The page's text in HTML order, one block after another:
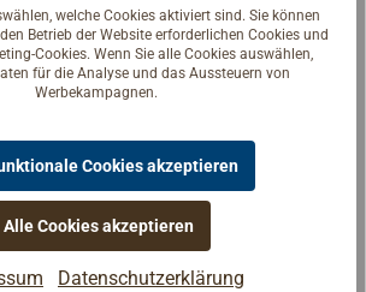
Bootsbauern und
verstehen Ihre Fragen und geben die
Hinweise zum Produkt
welche Cookies aktiviert sind. Sie können
Betrieb der Website erforderlichen Cookies und
Cookies. Wenn Sie alle Cookies auswählen,
für die Analyse und das Aussteuern von
Werbekampagnen.
Cookies akzeptieren
Alle Cookies akzeptieren
Datenschutzerklärung